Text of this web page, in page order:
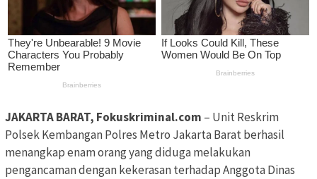
JAKARTA BARAT, Fokuskriminal.com – Unit Reskrim
Polsek Kembangan Polres Metro Jakarta Barat berhasil
menangkap enam orang yang diduga melakukan
pengancaman dengan kekerasan terhadap Anggota Dinas